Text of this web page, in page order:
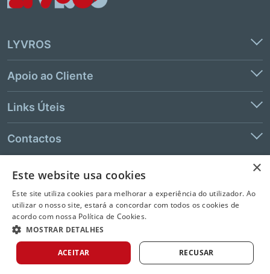
LYVROS
Apoio ao Cliente
Links Úteis
Contactos
© 2026 LeYa, S.A. Todos os direitos reservados. Não é permitida a
extração de texto e de dados.
×
Este website usa cookies
Este site utiliza cookies para melhorar a experiência do utilizador. Ao
utilizar o nosso site, estará a concordar com todos os cookies de
acordo com nossa Política de Cookies.
MOSTRAR DETALHES
ACEITAR RECUSAR